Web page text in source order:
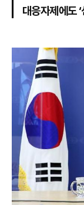
대응자제에도